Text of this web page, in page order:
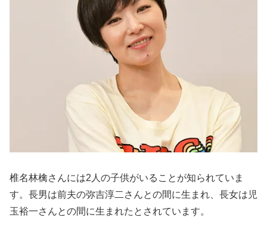
椎名林檎さんには2人の子供がいることが知られていま
す。長男は前夫の弥吉淳二さんとの間に生まれ、長女は児
玉裕一さんとの間に生まれたとされています。